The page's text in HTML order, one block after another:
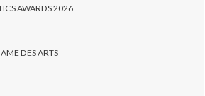
AWARDS 2026
DES ARTS